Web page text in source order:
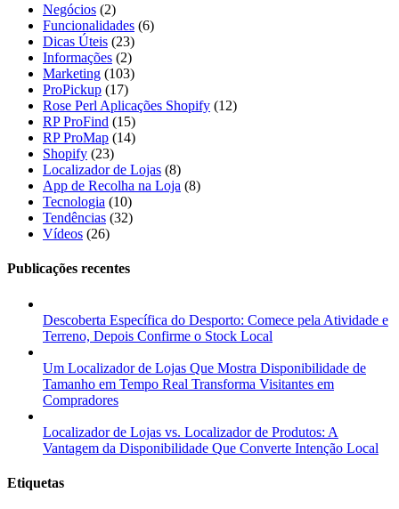
Negócios (2)
Funcionalidades (6)
Dicas Úteis (23)
Informações (2)
Marketing (103)
ProPickup (17)
Rose Perl Aplicações Shopify (12)
RP ProFind (15)
RP ProMap (14)
Shopify (23)
Localizador de Lojas (8)
App de Recolha na Loja (8)
Tecnologia (10)
Tendências (32)
Vídeos (26)
Publicações recentes
Descoberta Específica do Desporto: Comece pela Atividade e
Terreno, Depois Confirme o Stock Local
Um Localizador de Lojas Que Mostra Disponibilidade de
Tamanho em Tempo Real Transforma Visitantes em
Compradores
Localizador de Lojas vs. Localizador de Produtos: A
Vantagem da Disponibilidade Que Converte Intenção Local
Etiquetas